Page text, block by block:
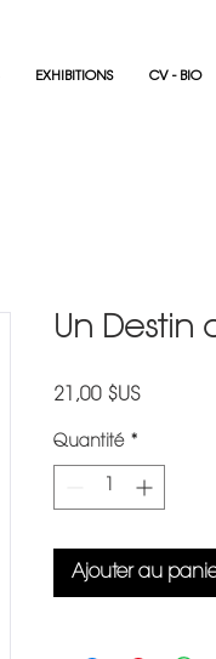
EXHIBITIONS CV - BIO
Un Destin
21,00 $USPrix
Quantité *
Ajouter au